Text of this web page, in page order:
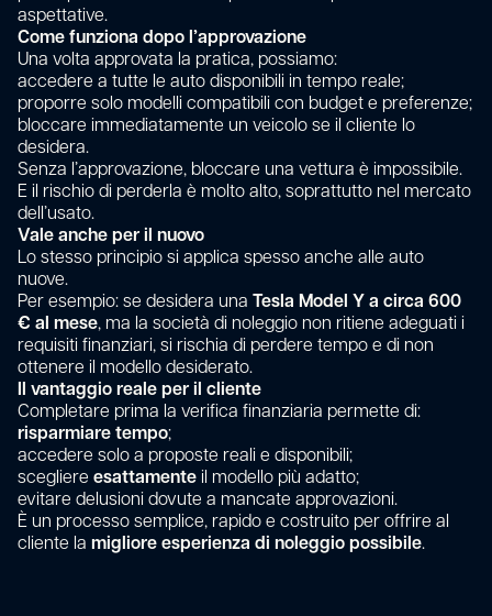
aspettative.
Come funziona dopo l’approvazione
Una volta approvata la pratica, possiamo:
accedere a tutte le auto disponibili in tempo reale;
proporre solo modelli compatibili con budget e preferenze;
bloccare immediatamente un veicolo se il cliente lo
desidera.
Senza l’approvazione, bloccare una vettura è impossibile.
E il rischio di perderla è molto alto, soprattutto nel mercato
dell’usato.
Vale anche per il nuovo
Lo stesso principio si applica spesso anche alle auto
nuove.
Per esempio: se desidera una Tesla Model Y a circa 600
€ al mese, ma la società di noleggio non ritiene adeguati i
requisiti finanziari, si rischia di perdere tempo e di non
ottenere il modello desiderato.
Il vantaggio reale per il cliente
Completare prima la verifica finanziaria permette di:
risparmiare tempo;
accedere solo a proposte reali e disponibili;
scegliere esattamente il modello più adatto;
evitare delusioni dovute a mancate approvazioni.
È un processo semplice, rapido e costruito per offrire al
cliente la migliore esperienza di noleggio possibile.